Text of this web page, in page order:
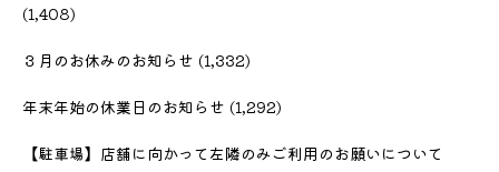
(1,408)
３月のお休みのお知らせ (1,332)
年末年始の休業日のお知らせ (1,292)
【駐車場】店舗に向かって左隣のみご利用のお願いについて